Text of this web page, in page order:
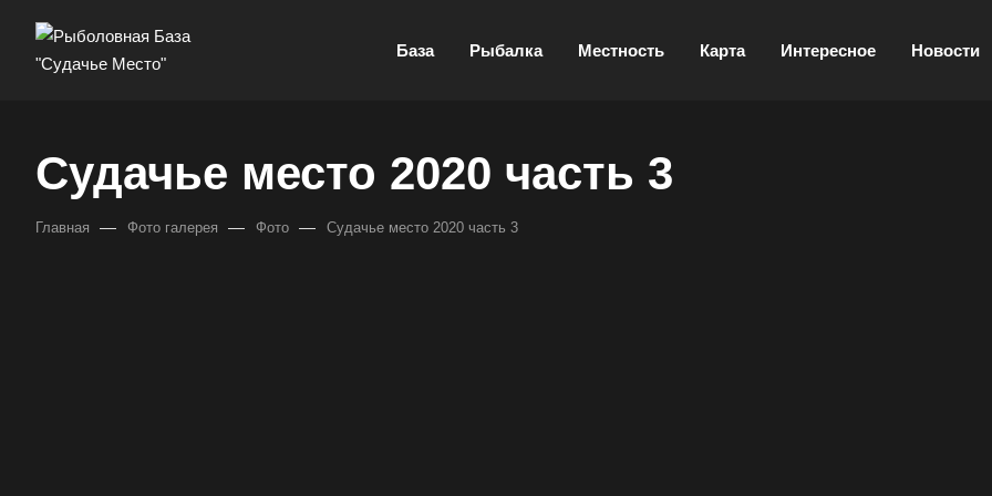
База Рыбалка Местность Карта Интересное Новости
Судачье место 2020 часть 3
Главная — Фото галерея — Фото — Судачье место 2020 часть 3